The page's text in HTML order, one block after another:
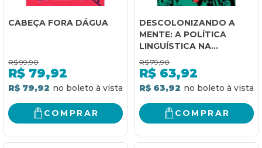
CABEÇA FORA DÁGUA
R$ 99,90
R$ 79,92
R$ 79,92
COMPRAR
DESCOLONIZANDO A
MENTE: A POLÍTICA
LINGUÍSTICA NA
LITERATURA AFRICANA
R$ 79,90
R$ 63,92
R$ 63,92
COMPRAR